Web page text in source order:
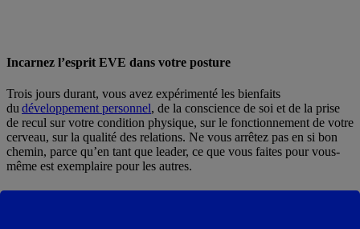
Incarnez l’esprit EVE dans votre posture
Trois jours durant, vous avez expérimenté les bienfaits
du développement personnel, de la conscience de soi et de la prise
de recul sur votre condition physique, sur le fonctionnement de votre
cerveau, sur la qualité des relations. Ne vous arrêtez pas en si bon
chemin, parce qu’en tant que leader, ce que vous faites pour vous-
même est exemplaire pour les autres.